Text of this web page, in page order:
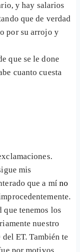
y hay salarios
que de verdad
por su arrojo y
que se le done
cuanto cuesta
mis
que a mí no
tenemos los
nuestro
ET. También te